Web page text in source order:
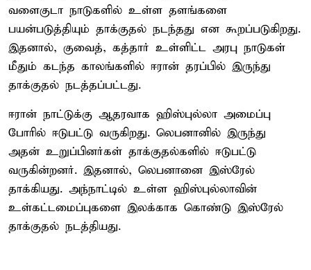
வளைகுடா நாடுகளில் உள்ள தளங்களை
பயன்படுத்தியும் தாக்குதல் நடந்தது என கூறப்படுகிறது.
இதனால், குவைத், கத்தார் உள்ளிட்ட அரபு நாடுகள்
மீதும் கடந்த காலங்களில் ஈரான் தரப்பில் இருந்து
தாக்குதல் நடத்தப்பட்டது.
ஈரான் நாட்டுக்கு ஆதரவாக ஹிஸ்புல்லா அமைப்பு
போரில் ஈடுபட்டு வருகிறது. லெபனானில் இருந்து
அதன் உறுப்பினர்கள் தாக்குதல்களில் ஈடுபட்டு
வருகின்றனர். இதனால், லெபனானை இஸ்ரேல்
தாக்கியது. அந்நாட்டில் உள்ள ஹிஸ்புல்லாவின்
உள்கட்டமைப்புகளை இலக்காக கொண்டு இஸ்ரேல்
தாக்குதல் நடத்தியது.